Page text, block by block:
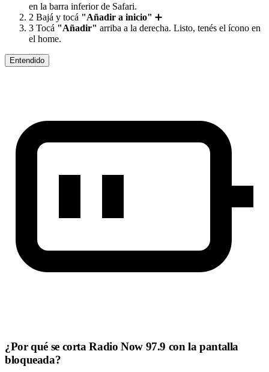
en la barra inferior de Safari.
2 Bajá y tocá "Añadir a inicio" ➕
3 Tocá "Añadir" arriba a la derecha. Listo, tenés el ícono en
el home.
Entendido
¿Por qué se corta Radio Now 97.9 con la pantalla
bloqueada?